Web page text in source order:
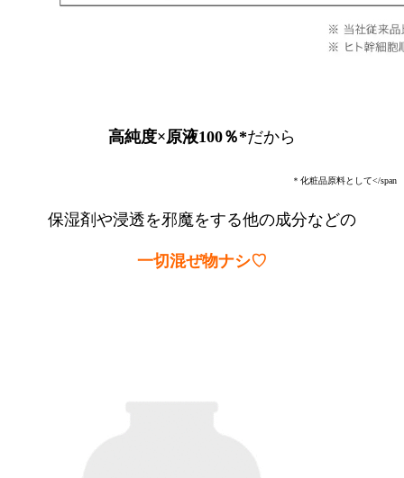
高純度×原液100％*だから
＊化粧品原料として</span
保湿剤や浸透を邪魔をする他の成分などの
一切混ぜ物ナシ♡